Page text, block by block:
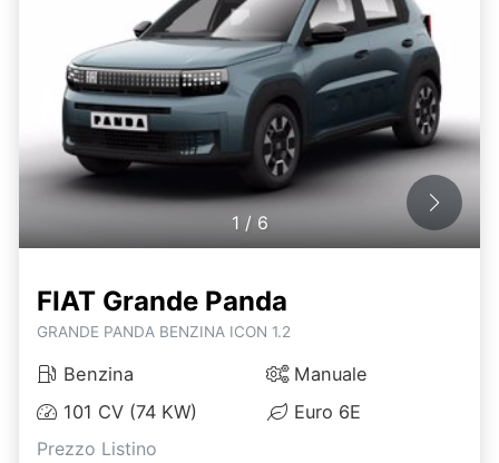
1 / 6
FIAT Grande Panda
GRANDE PANDA BENZINA ICON 1.2
Benzina
Manuale
101 CV (74 KW)
Euro 6E
Prezzo Listino